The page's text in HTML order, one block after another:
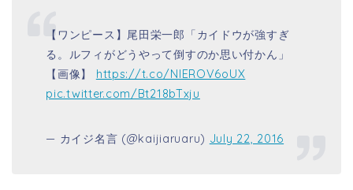
【ワンピース】尾田栄一郎「カイドウが強すぎ
る。ルフィがどうやって倒すのか思い付かん」
【画像】 https://t.co/NlEROV6oUX
pic.twitter.com/Bt218bTxju
— カイジ名言 (@kaijiaruaru) July 22, 2016